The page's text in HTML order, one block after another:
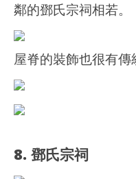
鄰的鄧氏宗祠相若。
屋脊的裝飾也很有傳
8. 鄧氏宗祠